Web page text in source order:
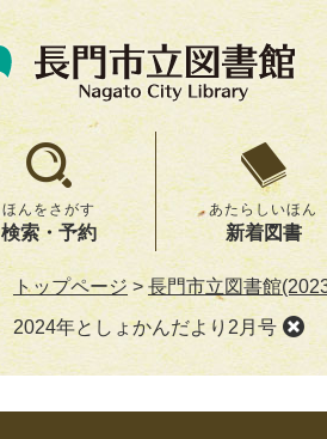
ほんをさがす
検索・予約
あたらしいほん
新着図書
トップページ >長門市立図書館
2024年としょかんだより2月号